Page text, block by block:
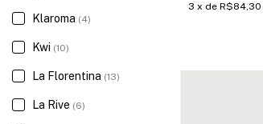
Klaroma (4)
Kwi (10)
La Florentina (13)
La Rive (6)
3 x de R$84,30